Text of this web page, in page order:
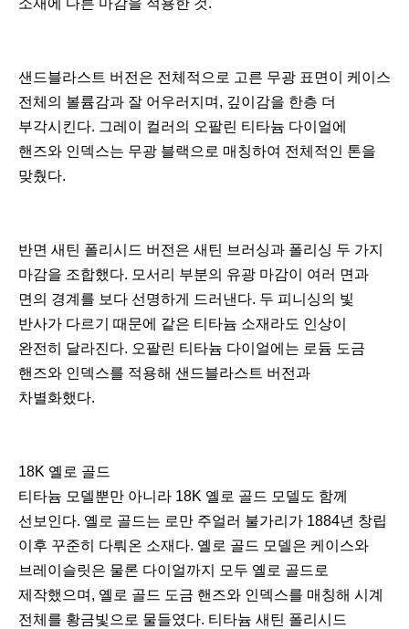
소재에 다른 마감을 적용한 것.
샌드블라스트 버전은 전체적으로 고른 무광 표면이 케이스
전체의 볼륨감과 잘 어우러지며, 깊이감을 한층 더
부각시킨다. 그레이 컬러의 오팔린 티타늄 다이얼에
핸즈와 인덱스는 무광 블랙으로 매칭하여 전체적인 톤을
맞췄다.
반면 새틴 폴리시드 버전은 새틴 브러싱과 폴리싱 두 가지
마감을 조합했다. 모서리 부분의 유광 마감이 여러 면과
면의 경계를 보다 선명하게 드러낸다. 두 피니싱의 빛
반사가 다르기 때문에 같은 티타늄 소재라도 인상이
완전히 달라진다. 오팔린 티타늄 다이얼에는 로듐 도금
핸즈와 인덱스를 적용해 샌드블라스트 버전과
차별화했다.
18K 옐로 골드
티타늄 모델뿐만 아니라 18K 옐로 골드 모델도 함께
선보인다. 옐로 골드는 로만 주얼러 불가리가 1884년 창립
이후 꾸준히 다뤄온 소재다. 옐로 골드 모델은 케이스와
브레이슬릿은 물론 다이얼까지 모두 옐로 골드로
제작했으며, 옐로 골드 도금 핸즈와 인덱스를 매칭해 시계
전체를 황금빛으로 물들였다. 티타늄 새틴 폴리시드